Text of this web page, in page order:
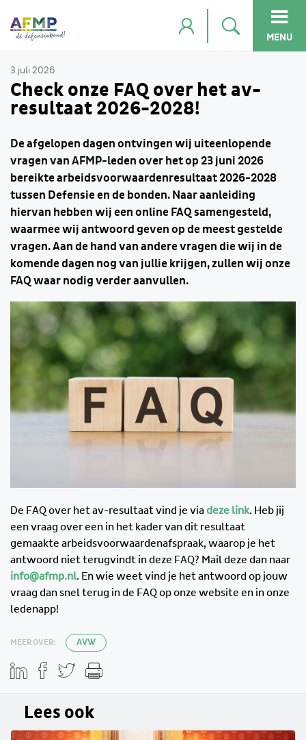
MENU
3 juli 2026
Check onze FAQ over het av-
resultaat 2026-2028!
De afgelopen dagen ontvingen wij uiteenlopende
vragen van AFMP-leden over het op 23 juni 2026
bereikte arbeidsvoorwaardenresultaat 2026-2028
tussen Defensie en de bonden. Naar aanleiding
hiervan hebben wij een online FAQ samengesteld,
waarmee wij antwoord geven op de meest gestelde
vragen. Aan de hand van andere vragen die wij in de
komende dagen nog van jullie krijgen, zullen wij onze
FAQ waar nodig verder aanvullen.
De FAQ over het av-resultaat vind je viadeze link. Heb jij
een vraag over een in het kader van dit resultaat
gemaakte arbeidsvoorwaardenafspraak, waarop je het
antwoord niet terugvindt in deze FAQ? Mail deze dan naar
info@afmp.nl. En wie weet vind je het antwoord op jouw
vraag dan snel terug in de FAQ op onze website en in onze
ledenapp!
MEER OVER: AVW
Lees ook